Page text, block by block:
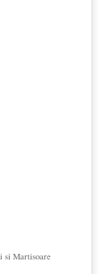
si Martisoare